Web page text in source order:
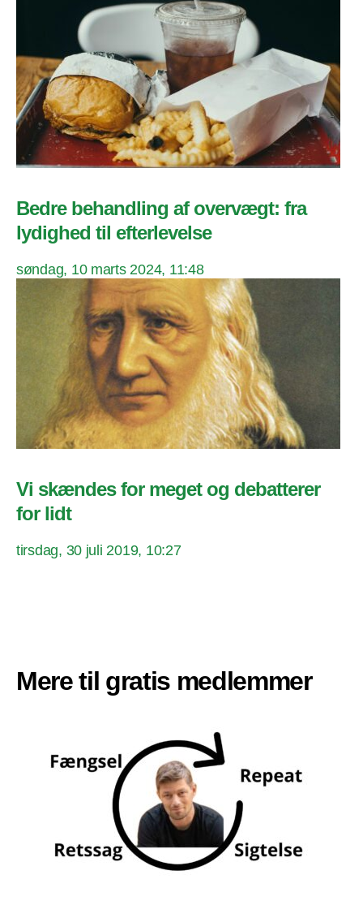
Bedre behandling af overvægt: fra
lydighed til efterlevelse
søndag, 10 marts 2024, 11:48
Vi skændes for meget og debatterer
for lidt
tirsdag, 30 juli 2019, 10:27
Mere til gratis medlemmer